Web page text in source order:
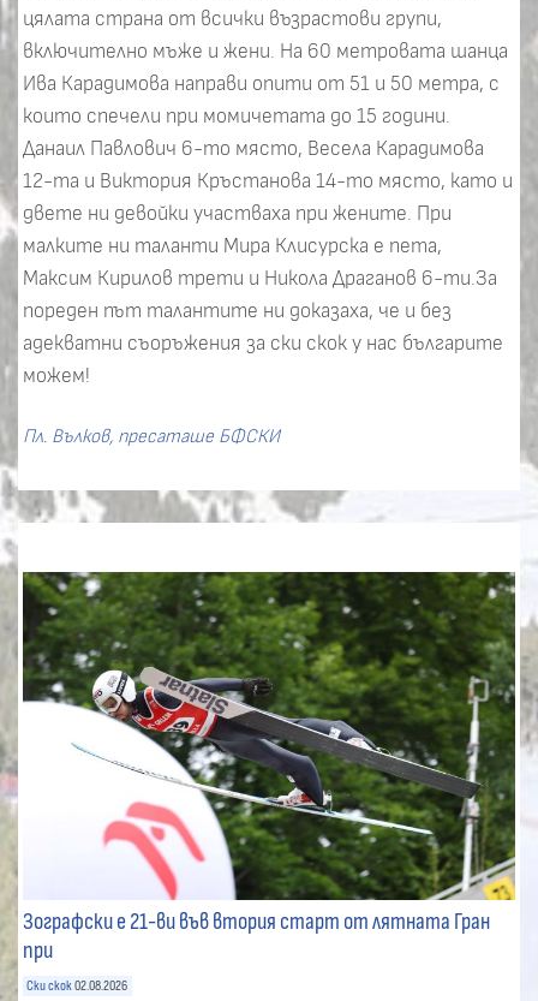
цялата страна от всички възрастови групи,
включително мъже и жени. На 60 метровата шанца
Ива Карадимова направи опити от 51 и 50 метра, с
които спечели при момичетата до 15 години.
Данаил Павлович 6-то място, Весела Карадимова
12-та и Виктория Кръстанова 14-то място, като и
двете ни девойки участваха при жените. При
малките ни таланти Мира Клисурска е пета,
Максим Кирилов трети и Никола Драганов 6-ти.За
пореден път талантите ни доказаха, че и без
адекватни съоръжения за ски скок у нас българите
можем!
Пл. Вълков, пресаташе БФСКИ
Зографски е 21-ви във втория старт от лятната Гран
при
Ски скок 02.08.2026